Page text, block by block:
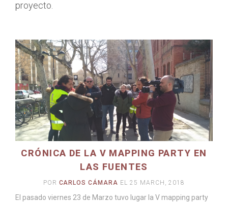
proyecto.
CRÓNICA DE LA V MAPPING PARTY EN
LAS FUENTES
POR CARLOS CÁMARA EL 25 MARCH, 2018
El pasado viernes 23 de Marzo tuvo lugar la V mapping party